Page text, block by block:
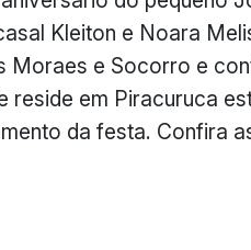
Kleiton e Noara
Moraes e Socorro e
reside em Piracuruca
da festa. Confira